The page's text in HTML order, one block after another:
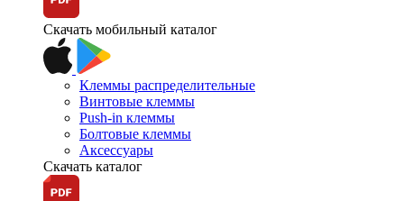
Скачать мобильный каталог
Клеммы распределительные
Винтовые клеммы
Push-in клеммы
Болтовые клеммы
Аксессуары
Скачать каталог